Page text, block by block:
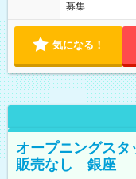
募集
気になる！
オープニングス
販売なし 銀座